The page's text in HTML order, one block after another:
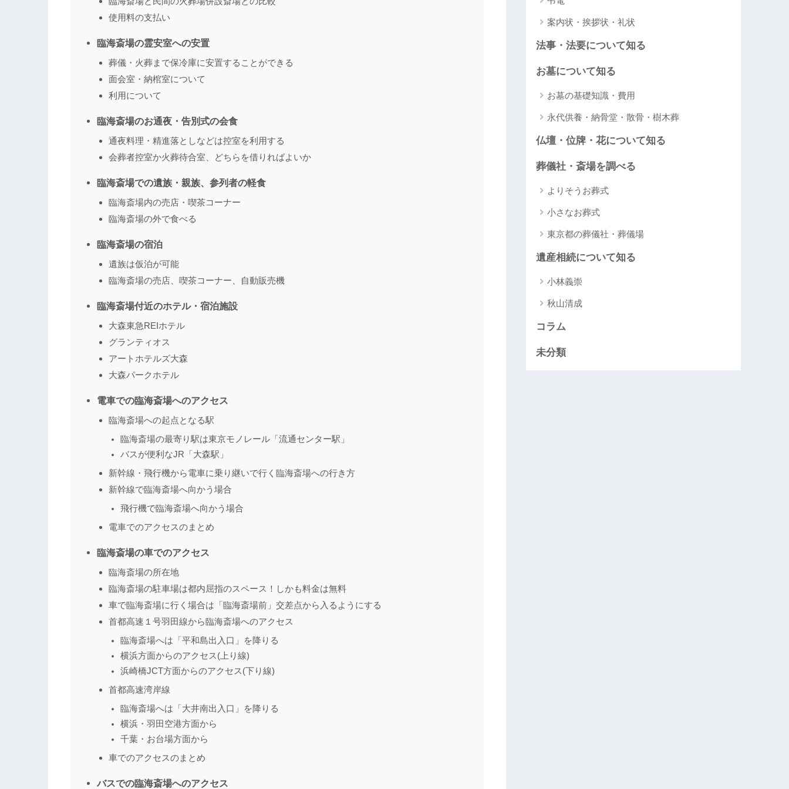
使用料の支払い
臨海斎場の霊安室への安置
葬儀・火葬まで保冷庫に安置することができる
面会室・納棺室について
利用について
臨海斎場のお通夜・告別式の会食
通夜料理・精進落としなどは控室を利用する
会葬者控室か火葬待合室、どちらを借りればよいか
臨海斎場での遺族・親族、参列者の軽食
臨海斎場内の売店・喫茶コーナー
臨海斎場の外で食べる
臨海斎場の宿泊
遺族は仮泊が可能
臨海斎場の売店、喫茶コーナー、自動販売機
臨海斎場付近のホテル・宿泊施設
大森東急REIホテル
グランティオス
アートホテルズ大森
大森パークホテル
電車での臨海斎場へのアクセス
臨海斎場への起点となる駅
臨海斎場の最寄り駅は東京モノレール「流通センター駅」
バスが便利なJR「大森駅」
新幹線・飛行機から電車に乗り継いで行く臨海斎場への行き方
新幹線で臨海斎場へ向かう場合
飛行機で臨海斎場へ向かう場合
電車でのアクセスのまとめ
臨海斎場の車でのアクセス
臨海斎場の所在地
臨海斎場の駐車場は都内屈指のスペース！しかも料金は無料
車で臨海斎場に行く場合は「臨海斎場前」交差点から入るようにする
首都高速１号羽田線から臨海斎場へのアクセス
臨海斎場へは「平和島出入口」を降りる
横浜方面からのアクセス(上り線)
浜崎橋JCT方面からのアクセス(下り線)
首都高速湾岸線
臨海斎場へは「大井南出入口」を降りる
横浜・羽田空港方面から
千葉・お台場方面から
車でのアクセスのまとめ
バスでの臨海斎場へのアクセス
案内状・挨拶状・礼状
法事・法要について知る
お墓について知る
お墓の基礎知識・費用
永代供養・納骨堂・散骨・樹木葬
仏壇・位牌・花について知る
葬儀社・斎場を調べる
よりそうお葬式
小さなお葬式
東京都の葬儀社・葬儀場
遺産相続について知る
小林義崇
秋山清成
コラム
未分類